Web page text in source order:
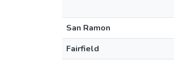
San Ramon
Fairfield